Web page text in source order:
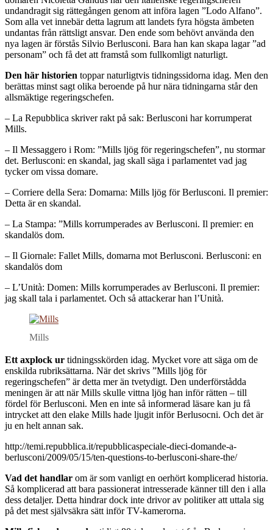
undandragit sig rättegången genom att införa lagen ”Lodo Alfano”.
Som alla vet innebär detta lagrum att landets fyra högsta ämbeten
undantas från rättsligt ansvar. Den ende som behövt använda den
nya lagen är förstås Silvio Berlusconi. Bara han kan skapa lagar ”ad
personam” och få det att framstå som fullkomligt naturligt.
Den här historien toppar naturligtvis tidningssidorna idag. Men den
berättas minst sagt olika beroende på hur nära tidningarna står den
allsmäktige regeringschefen.
– La Repubblica skriver rakt på sak: Berlusconi har korrumperat
Mills.
– Il Messaggero i Rom: ”Mills ljög för regeringschefen”, nu stormar
det. Berlusconi: en skandal, jag skall säga i parlamentet vad jag
tycker om vissa domare.
– Corriere della Sera: Domarna: Mills ljög för Berlusconi. Il premier:
Detta är en skandal.
– La Stampa: ”Mills korrumperades av Berlusconi. Il premier: en
skandalös dom.
– Il Giornale: Fallet Mills, domarna mot Berlusconi. Berlusconi: en
skandalös dom
– L’Unità: Domen: Mills korrumperades av Berlusconi. Il premier:
jag skall tala i parlamentet. Och så attackerar han l’Unità.
Mills
Ett axplock ur tidningsskörden idag. Mycket vore att säga om de
enskilda rubriksättarna. När det skrivs ”Mills ljög för
regeringschefen” är detta mer än tvetydigt. Den underförstådda
meningen är att när Mills skulle vittna ljög han inför rätten – till
fördel för Berlusconi. Men en inte så informerad läsare kan ju få
intrycket att den elake Mills hade ljugit inför Berlusocni. Och det är
ju en helt annan sak.
http://temi.repubblica.it/repubblicaspeciale-dieci-domande-a-
berlusconi/2009/05/15/ten-questions-to-berlusconi-share-the/
Vad det handlar om är som vanligt en oerhört komplicerad historia.
Så komplicerad att bara passionerat intresserade känner till den i alla
dess detaljer. Detta hindrar dock inte drivor av politiker att uttala sig
på det mest självsäkra sätt inför TV-kamerorna.